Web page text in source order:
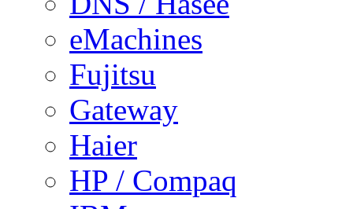
eMachines
Fujitsu
Gateway
Haier
HP / Compaq